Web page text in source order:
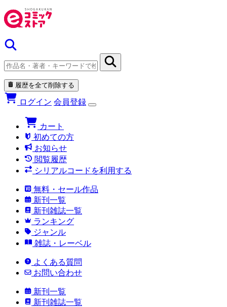
履歴を全て削除する
ログイン 会員登録
カート
初めての方
お知らせ
閲覧履歴
シリアルコードを利用する
無料・セール作品
新刊一覧
新刊雑誌一覧
ランキング
ジャンル
雑誌・レーベル
よくある質問
お問い合わせ
新刊一覧
新刊雑誌一覧